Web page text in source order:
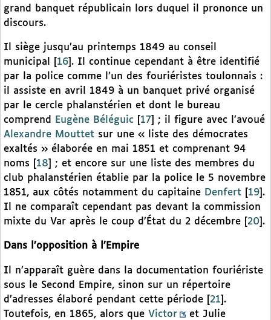
grand banquet républicain lors duquel il prononce un
discours.
Il siège jusqu’au printemps 1849 au conseil
municipal
16 . Il continue cependant à être identifié
par la police comme l’un des fouriéristes toulonnais :
il assiste en avril 1849 à un banquet privé organisé
par le cercle phalanstérien et dont le bureau
comprend
Eugène Béléguic 17
; il figure avec l’avoué
Alexandre Mouttet sur une « liste des démocrates
exaltés » élaborée en mai 1851 et comprenant 94
noms
18
; et encore sur une liste des membres du
club phalanstérien établie par la police le 5 novembre
1851, aux côtés notamment du capitaine Denfert 19 .
Il ne comparaît cependant pas devant la commission
mixte du Var après le coup d’État du 2 décembre
20 .
Dans l’opposition à l’Empire
Il n’apparaît guère dans la documentation fouriériste
sous le Second Empire, sinon sur un répertoire
d’adresses élaboré pendant cette période
21 .
Toutefois, en 1865, alors que Victor
et Julie